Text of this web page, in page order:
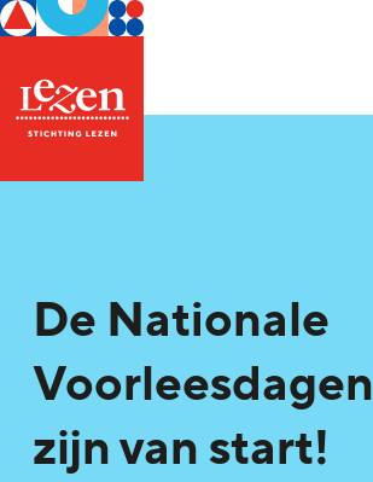
De Nationale
Voorleesdagen
zijn van start!